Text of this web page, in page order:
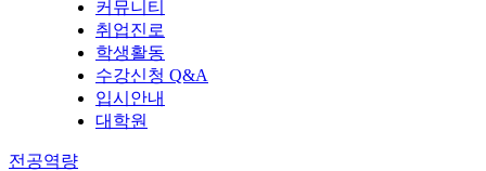
커뮤니티
취업진로
학생활동
수강신청 Q&A
입시안내
대학원
전공역량